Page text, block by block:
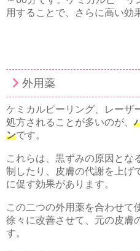
用することで、さらに高い効
外用薬
ケミカルピーリング、レーザ
処方されることが多いのが、
ンです。
これらは、黒ずみの原因とな
制したり、皮膚の代謝を上げ
に促す効果があります。
この二つの外用薬を合わせて
徐々に改善させて、元の皮膚
す。